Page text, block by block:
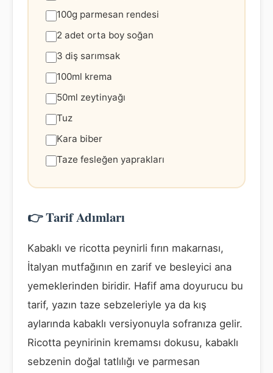
100g parmesan rendesi
2 adet orta boy soğan
3 diş sarımsak
100ml krema
50ml zeytinyağı
Tuz
Kara biber
Taze fesleğen yaprakları
👉 Tarif Adımları
Kabaklı ve ricotta peynirli fırın makarnası,
İtalyan mutfağının en zarif ve besleyici ana
yemeklerinden biridir. Hafif ama doyurucu bu
tarif, yazın taze sebzeleriyle ya da kış
aylarında kabaklı versiyonuyla sofranıza gelir.
Ricotta peynirinin kremamsı dokusu, kabaklı
sebzenin doğal tatlılığı ve parmesan